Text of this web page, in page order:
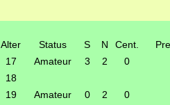
Alter Status S N Cent.
17 Amateur 3 2 0
18
19 Amateur 0 2 0